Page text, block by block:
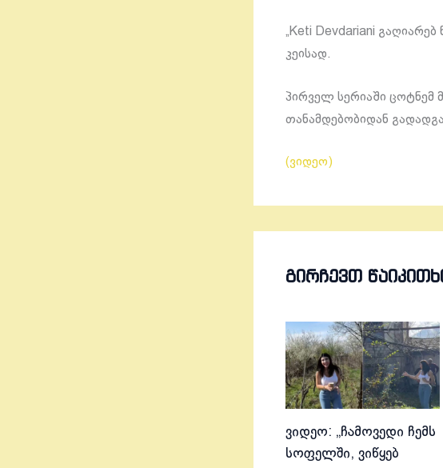
„Keti Devdariani
კეისად.
პირველ სერიაში ცოტნემ
თანამდებობიდან
(ვიდეო)
ᲒᲘᲠᲩᲔᲕᲗ
ვიდეო: „ჩამოვედი ჩემს
სოფელში, ვიწყებ